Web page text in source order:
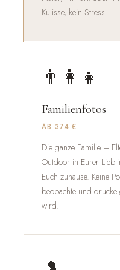
Kulisse, kein Stress.
👨‍👩‍👧
Familienfotos
AB 374 €
Die ganze Familie –
Outdoor in Eurer
Euch zuhause. Keine
beobachte und
wird.